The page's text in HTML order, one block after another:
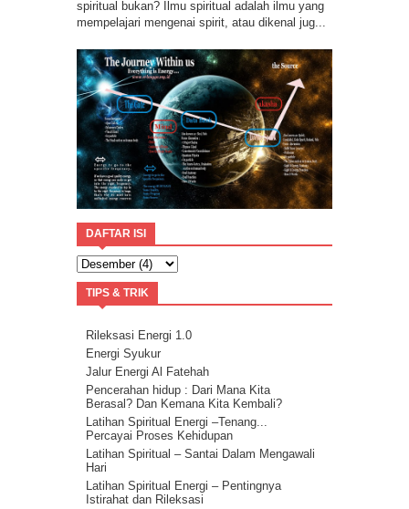
spiritual bukan? Ilmu spiritual adalah ilmu yang
mempelajari mengenai spirit, atau dikenal jug...
DAFTAR ISI
TIPS & TRIK
Rileksasi Energi 1.0
Energi Syukur
Jalur Energi Al Fatehah
Pencerahan hidup : Dari Mana Kita
Berasal? Dan Kemana Kita Kembali?
Latihan Spiritual Energi –Tenang...
Percayai Proses Kehidupan
Latihan Spiritual – Santai Dalam Mengawali
Hari
Latihan Spiritual Energi – Pentingnya
Istirahat dan Rileksasi